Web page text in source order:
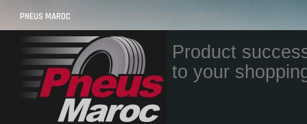
PNEUS MAROC VOS PNEUS AU MAROC LIVRÉS ET MONTÉS
Product
to your